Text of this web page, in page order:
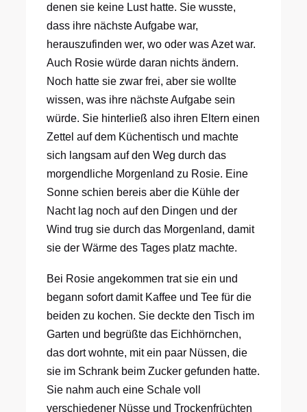
denen sie keine Lust hatte. Sie wusste,
dass ihre nächste Aufgabe war,
herauszufinden wer, wo oder was Azet war.
Auch Rosie würde daran nichts ändern.
Noch hatte sie zwar frei, aber sie wollte
wissen, was ihre nächste Aufgabe sein
würde. Sie hinterließ also ihren Eltern einen
Zettel auf dem Küchentisch und machte
sich langsam auf den Weg durch das
morgendliche Morgenland zu Rosie. Eine
Sonne schien bereis aber die Kühle der
Nacht lag noch auf den Dingen und der
Wind trug sie durch das Morgenland, damit
sie der Wärme des Tages platz machte.
Bei Rosie angekommen trat sie ein und
begann sofort damit Kaffee und Tee für die
beiden zu kochen. Sie deckte den Tisch im
Garten und begrüßte das Eichhörnchen,
das dort wohnte, mit ein paar Nüssen, die
sie im Schrank beim Zucker gefunden hatte.
Sie nahm auch eine Schale voll
verschiedener Nüsse und Trockenfrüchten